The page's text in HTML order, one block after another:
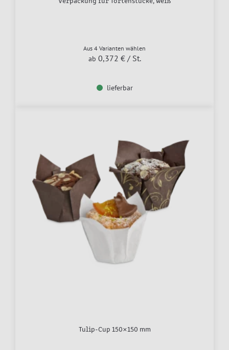
Aus 4 Varianten wählen
ab 0,372 € / St.
lieferbar
Tulip-Cup 150×150 mm